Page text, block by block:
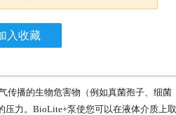
入收藏
传播的生物危害物（例如真菌孢子、细菌
力。BioLite+泵使您可以在液体介质上取